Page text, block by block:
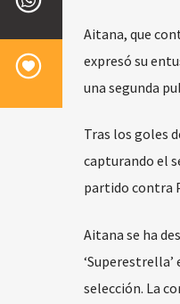
Aitana, que
expresó su
una segunda
Tras los goles
capturando el
partido contra
Aitana se ha
selección. La